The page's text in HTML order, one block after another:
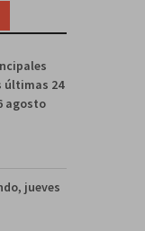
últimas 24
agosto
jueves